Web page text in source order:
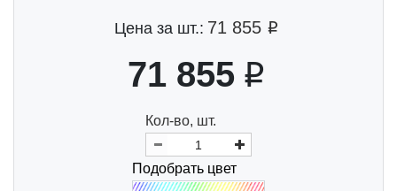
Цена за шт.: 71 855
71 855
Кол-во, шт.
Подобрать цвет